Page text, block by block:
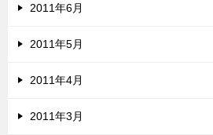
2011年6月
2011年5月
2011年4月
2011年3月